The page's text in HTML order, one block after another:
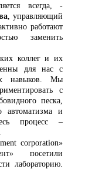
всегда, -
, управляющий
работают
заменить
и их
для нас с
навыков. Мы
с
песка,
автоматизма и
процесс –
.
посетили
лабораторию.